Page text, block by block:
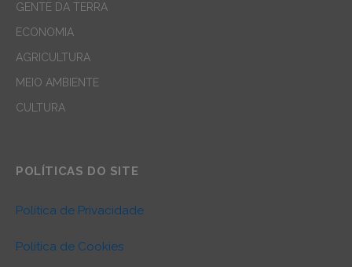
GENTE DA TERRA
ECONOMIA
AGRICULTURA
MEIO AMBIENTE
CULTURA
POLÍTICAS DO SITE
Política de Privacidade
Política de Cookies